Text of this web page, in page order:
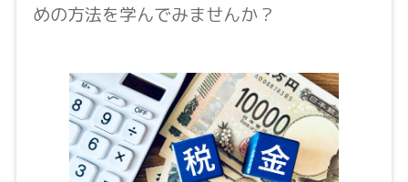
めの方法を学んでみませんか？